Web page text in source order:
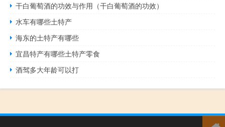
干白葡萄酒的功效与作用（干白葡萄酒的功效）
水车有哪些土特产
海东的土特产有哪些
宜昌特产有哪些土特产零食
酒驾多大年龄可以打